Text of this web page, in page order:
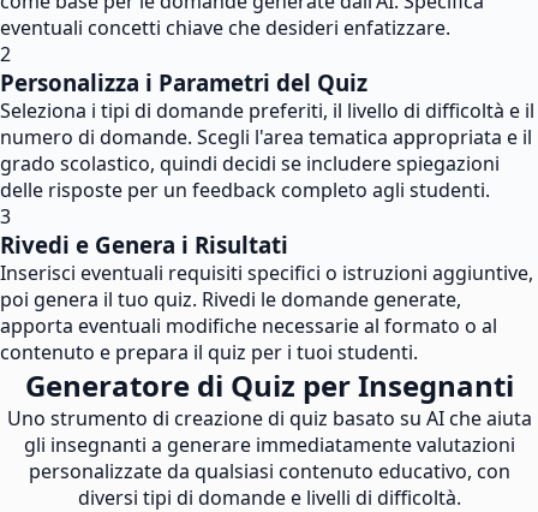
eventuali concetti chiave che desideri enfatizzare.
2
Personalizza i Parametri del Quiz
Seleziona i tipi di domande preferiti, il livello di difficoltà e il
numero di domande. Scegli l'area tematica appropriata e il
grado scolastico, quindi decidi se includere spiegazioni
delle risposte per un feedback completo agli studenti.
3
Rivedi e Genera i Risultati
Inserisci eventuali requisiti specifici o istruzioni aggiuntive,
poi genera il tuo quiz. Rivedi le domande generate,
apporta eventuali modifiche necessarie al formato o al
contenuto e prepara il quiz per i tuoi studenti.
Generatore di Quiz per Insegnanti
Uno strumento di creazione di quiz basato su AI che aiuta
gli insegnanti a generare immediatamente valutazioni
personalizzate da qualsiasi contenuto educativo, con
diversi tipi di domande e livelli di difficoltà.